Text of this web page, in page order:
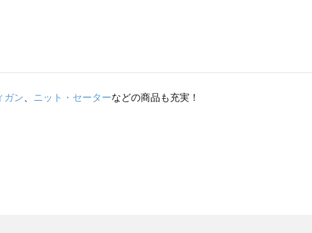
ガン ニット・セーターなどの商品も充実！